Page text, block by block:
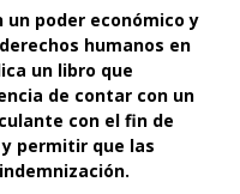
un poder económico y
humanos en
un libro que
de contar con un
con el fin de
permitir que las